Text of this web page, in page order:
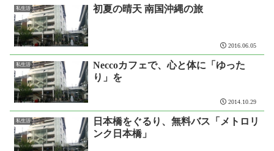
私生活 初夏の晴天 南国沖縄の旅
2016.06.05
私生活
Neccoカフェで、心と体に「ゆった
り」を
2014.10.29
私生活
日本橋をぐるり、無料バス「メトロリ
ンク日本橋」